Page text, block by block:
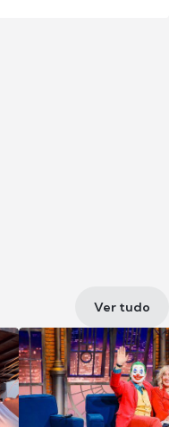
Ver tudo